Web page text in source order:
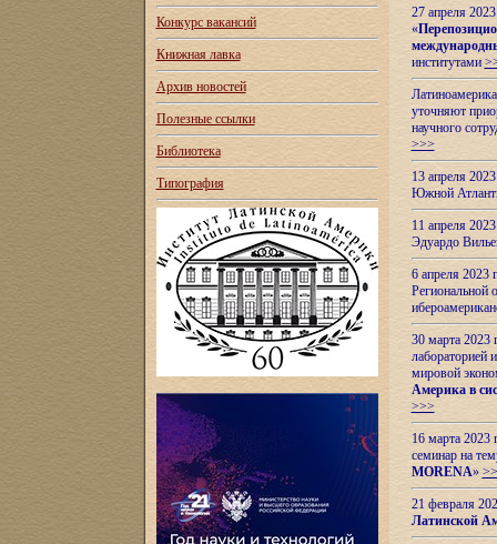
Конкурс вакансий
Книжная лавка
Архив новостей
Полезные ссылки
Библиотека
Типография
27 апреля
«
институтами
уточняют
научного
>>>
13 апреля
Южной
11 апреля
Эдуардо
6 апреля
Региональной
30 марта 2023
лабораторией
мировой
Америка в
>>>
16 марта 2023
семинар на
MORENA»
21 февраля
Латинской